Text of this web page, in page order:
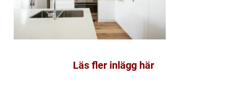
Läs fler inlägg här